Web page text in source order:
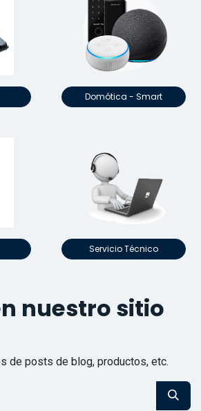
Domótica - Smart
Servicio Técnico
nuestro sitio
de posts de blog, productos, etc.